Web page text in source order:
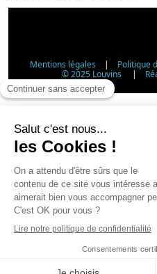
Mentions légales | Politique
© 2025 Louvins |
Vérification d'âge -
Conformément à l'article
publique, la vente d'alcool
moins de 18 ans. Veuillez
Article L3342-1 du Code de
d'alcool aux mineurs de
Jour